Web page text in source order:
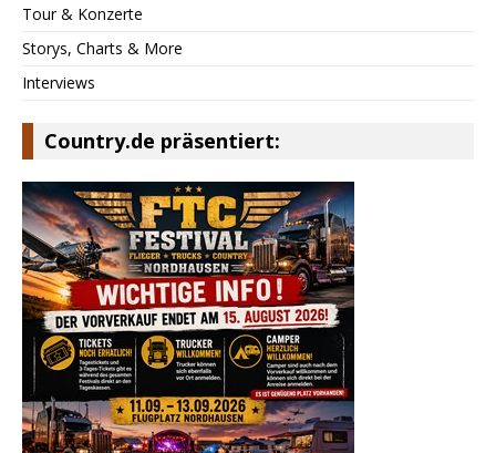
Tour & Konzerte
Storys, Charts & More
Interviews
Country.de präsentiert: